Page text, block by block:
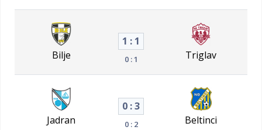
Bilje
1 : 1
0 : 1 Triglav
Jadran
0 : 3
0 : 2 Beltinci